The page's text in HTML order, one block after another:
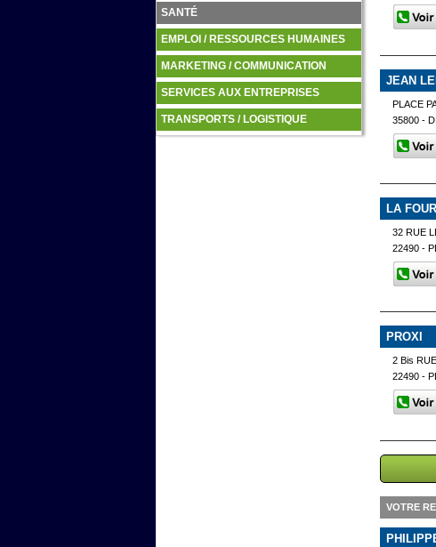
SANTÉ
EMPLOI / RESSOURCES HUMAINES
MARKETING / COMMUNICATION
SERVICES AUX ENTREPRISES
TRANSPORTS / LOGISTIQUE
JEAN
PLACE
35800 -
LA
32 RUE
22490 -
PROXI
2 Bis
22490 -
VOTRE